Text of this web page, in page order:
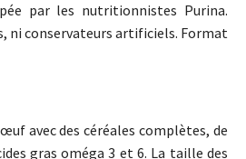
par les nutritionnistes Purina.
ni conservateurs artificiels. Format
avec des céréales complètes, de
gras oméga 3 et 6. La taille des